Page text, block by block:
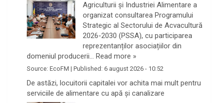
Agriculturii și Industriei Alimentare a
organizat consultarea Programului
Strategic al Sectorului de Acvacultură
2026-2030 (PSSA), cu participarea
reprezentanților asociațiilor din
domeniul producerii… Read more »
Source: EcoFM | Published: 6 august 2026 - 10:52
De astăzi, locuitorii capitalei vor achita mai mult pentru
serviciile de alimentare cu apă și canalizare